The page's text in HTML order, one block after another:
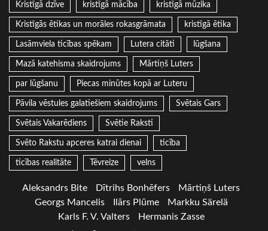
Kristīgā dzīve kristīgā mācība kristīgā mūzika
Kristīgās ētikas un morāles rokasgrāmata kristīgā ētika
Lasāmviela ticības spēkam Lutera citāti lūgšana
Mazā katehisma skaidrojums Mārtiņš Luters
par lūgšanu Piecas minūtes kopā ar Luteru
Pāvila vēstules galatiešiem skaidrojums Svētais Gars
Svētais Vakarēdiens Svētie Raksti
Svēto Rakstu apceres katrai dienai ticība
ticības realitāte Tēvreize velns
Aleksandrs Bite Dītrihs Bonhēfers
Mārtiņš Luters
Georgs Mancelis
Ilārs Plūme
Markku Särelä
Karls F. V. Valters
Hermanis Zasse